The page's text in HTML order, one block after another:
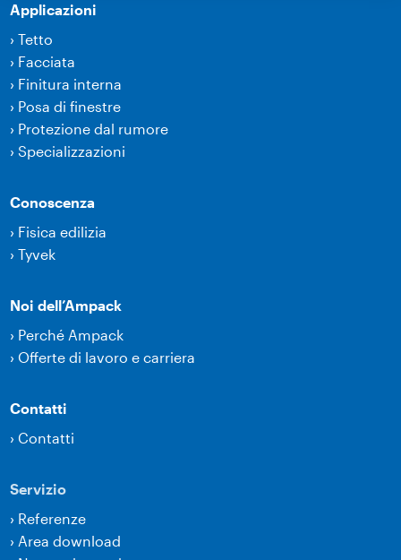
Applicazioni
›Tetto
› Facciata
› Finitura interna
› Posa di finestre
› Protezione dal rumore
›Specializzazioni
Conoscenza
› Fisica edilizia
›Tyvek
Noi dell’Ampack
› Perché Ampack
› Offerte di lavoro e carriera
Contatti
›Contatti
Servizio
› Referenze
› Area download